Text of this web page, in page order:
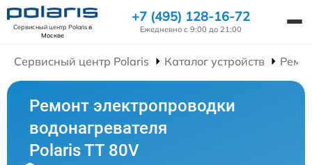
Сервисный центр Polarisв
Москве
+7 (495) 128-16-72
Ежедневно с 9:00 до 21:00
Сервисный центр Polaris Каталог устройств
Ремонт электропроводки
водонагревателя
Polaris TT 80V